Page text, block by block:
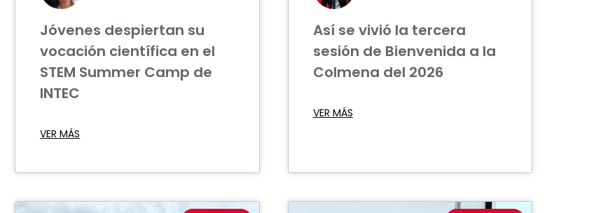
Jóvenes despiertan su
vocación científica en el
STEM Summer Camp de
INTEC
VER MÁS
Así se vivió la tercera
sesión de Bienvenida a la
Colmena del 2026
VER MÁS